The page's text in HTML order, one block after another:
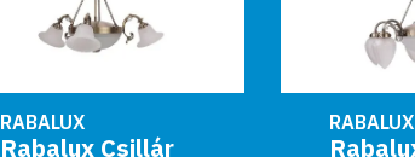
RABALUX
Rabalux Csillár
RABALUX